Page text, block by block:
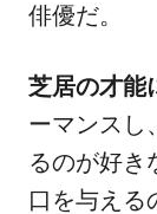
俳優だ。
芝居の才能
ーマンスし
るのが好き
口を与える